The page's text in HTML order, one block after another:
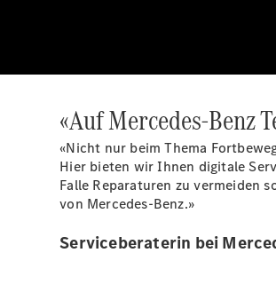
«Auf Mercedes-Benz
«Nicht nur beim Thema
Hier bieten wir Ihnen digitale
Falle Reparaturen zu vermeiden
von Mercedes-Benz.»
Serviceberaterin bei